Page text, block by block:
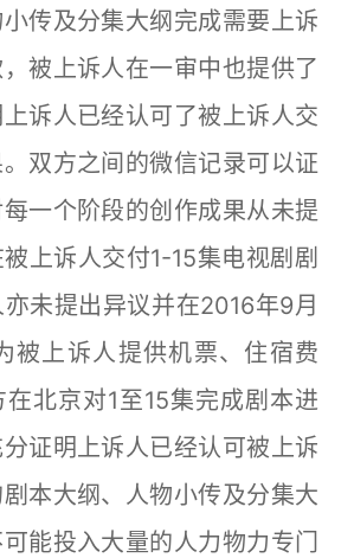
传及分集大纲完成需要上诉
被上诉人在一审中也提供了
诉人已经认可了被上诉人交
双方之间的微信记录可以证
一个阶段的创作成果从未提
上诉人交付1-15集电视剧剧
未提出异议并在2016年9月
被上诉人提供机票、住宿费
北京对1至15集完成剧本进
证明上诉人已经认可被上诉
本大纲、人物小传及分集大
能投入大量的人力物力专门